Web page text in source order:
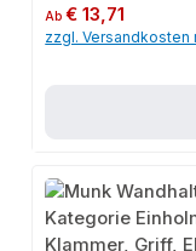
Regulärer Preis:
Ab€ 13,71
zzgl. Versandkosten